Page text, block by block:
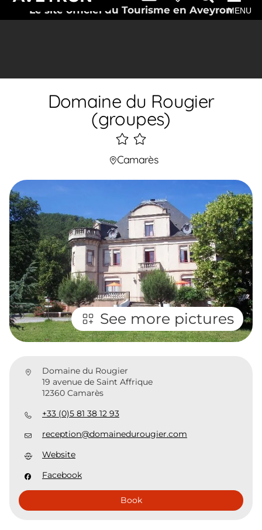
Le site officiel du Tourisme en AveyronMENU
Domaine du Rougier
(groupes)
2
étoiles
Camarès
See more pictures
Domaine du Rougier
19 avenue de Saint Affrique
12360 Camarès
+33 (0)5 81 38 12 93
reception@domainedurougier.com
Website
Facebook
Book